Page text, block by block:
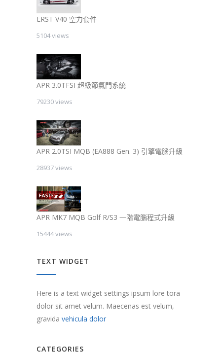
ERST V40 空力套件
5104 views
APR 3.0TFSI 超級節氣門系統
79230 views
APR 2.0TSI MQB (EA888 Gen. 3) 引擎電腦升級
28937 views
APR MK7 MQB Golf R/S3 一階電腦程式升級
15444 views
TEXT WIDGET
Here is a text widget settings ipsum lore tora
dolor sit amet velum. Maecenas est velum,
gravida vehicula dolor
CATEGORIES